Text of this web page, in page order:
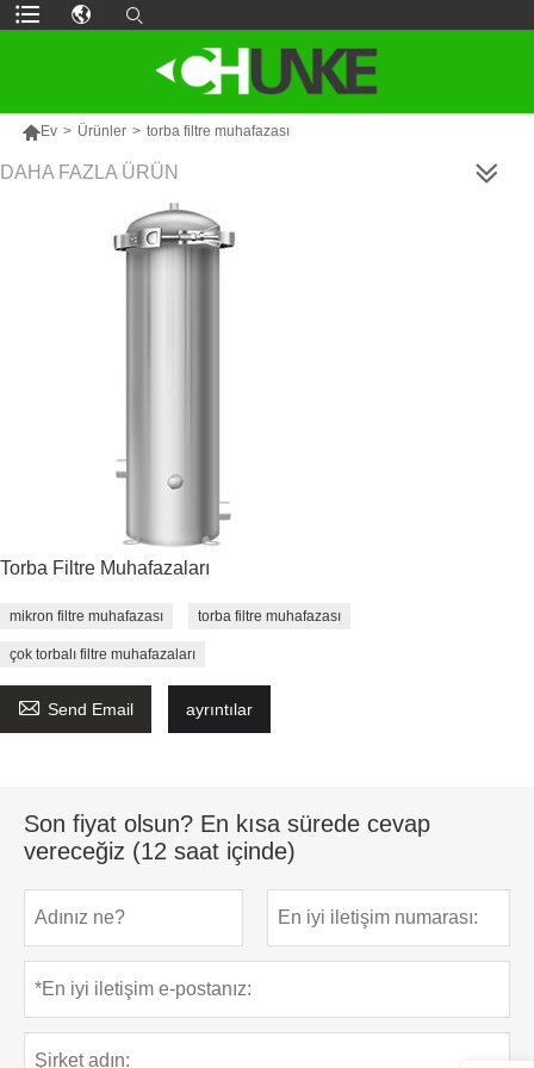
Ev > Ürünler > torba filtre muhafazası
DAHA FAZLA ÜRÜN
Torba Filtre Muhafazaları
mikron filtre muhafazası torba filtre muhafazası
çok torbalı filtre muhafazaları
 Send Email ayrıntılar
Son fiyat olsun? En kısa sürede cevap
vereceğiz (12 saat içinde)